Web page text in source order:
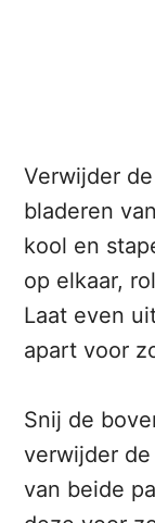
Verwijder
bladeren
kool en
op elkaar,
Laat even
apart voor
Snij de
verwijder
van beide